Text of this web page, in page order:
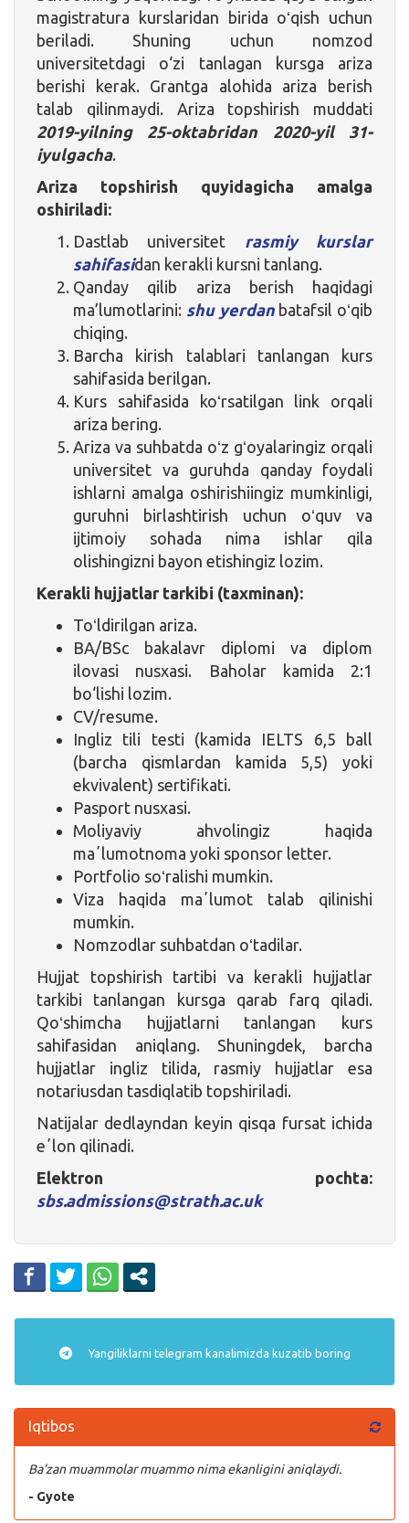
magistratura kurslaridan birida oʻqish uchun
beriladi. Shuning uchun nomzod
universitetdagi o‘zi tanlagan kursga ariza
berishi kerak. Grantga alohida ariza berish
talab qilinmaydi. Ariza topshirish muddati
2019-yilning 25-oktabridan 2020-yil 31-
iyulgacha.
Ariza topshirish quyidagicha amalga
oshiriladi:
Dastlab universitet
rasmiy kurslar
sahifasidan kerakli kursni tanlang.
Qanday qilib ariza berish haqidagi
ma’lumotlarini: shu yerdanbatafsil oʻqib
chiqing.
Barcha kirish talablari tanlangan kurs
sahifasida berilgan.
Kurs sahifasida koʻrsatilgan link orqali
ariza bering.
Ariza va suhbatda oʻz gʻoyalaringiz orqali
universitet va guruhda qanday foydali
ishlarni amalga oshirishiingiz mumkinligi,
guruhni birlashtirish uchun oʻquv va
ijtimoiy sohada nima ishlar qila
olishingizni bayon etishingiz lozim.
Kerakli hujjatlar tarkibi (taxminan):
Toʻldirilgan ariza.
BA/BSc bakalavr diplomi va diplom
ilovasi nusxasi. Baholar kamida 2:1
bo‘lishi lozim.
CV/resume.
Ingliz tili testi (kamida IELTS 6,5 ball
(barcha qismlardan kamida 5,5) yoki
ekvivalent) sertifikati.
Pasport nusxasi.
Moliyaviy ahvolingiz haqida
maʼlumotnoma yoki sponsor letter.
Portfolio soʻralishi mumkin.
Viza haqida maʼlumot talab qilinishi
mumkin.
Nomzodlar suhbatdan oʻtadilar.
Hujjat topshirish tartibi va kerakli hujjatlar
tarkibi tanlangan kursga qarab farq qiladi.
Qoʻshimcha hujjatlarni tanlangan kurs
sahifasidan aniqlang. Shuningdek, barcha
hujjatlar ingliz tilida, rasmiy hujjatlar esa
notariusdan tasdiqlatib topshiriladi.
Natijalar dedlayndan keyin qisqa fursat ichida
eʼlon qilinadi.
Elektron pochta:
sbs.admissions@strath.ac.uk
Yangiliklarni telegram kanalimizda kuzatib boring
Iqtibos
Ba’zan muammolar muammo nima ekanligini aniqlaydi.
- Gyote